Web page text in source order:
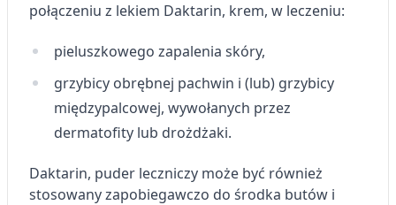
połączeniu z lekiem Daktarin, krem, w leczeniu:
pieluszkowego zapalenia skóry,
grzybicy obrębnej pachwin i (lub) grzybicy
międzypalcowej, wywołanych przez
dermatofity lub drożdżaki.
Daktarin, puder leczniczy może być również
stosowany zapobiegawczo do środka butów i